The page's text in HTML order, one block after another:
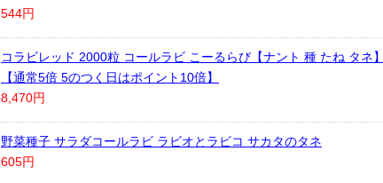
544円
コラビレッド 2000粒 コールラビ こーるらび【ナント 種 たね タネ】
【通常5倍 5のつく日はポイント10倍】
8,470円
野菜種子 サラダコールラビ ラビオとラビコ サカタのタネ
605円